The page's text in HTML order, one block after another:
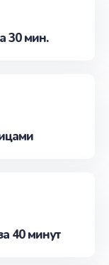
30 мин.
40 минут